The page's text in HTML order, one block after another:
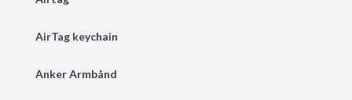
AirTag keychain
Anker Armbånd